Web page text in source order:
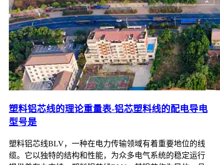
塑料铝芯线的理论重量表-铝芯塑料线的配电导电
型号是
塑料铝芯线BLV，一种在电力传输领域有着重要地位的线
缆。它以独特的结构和性能，为众多电气系统的稳定运行